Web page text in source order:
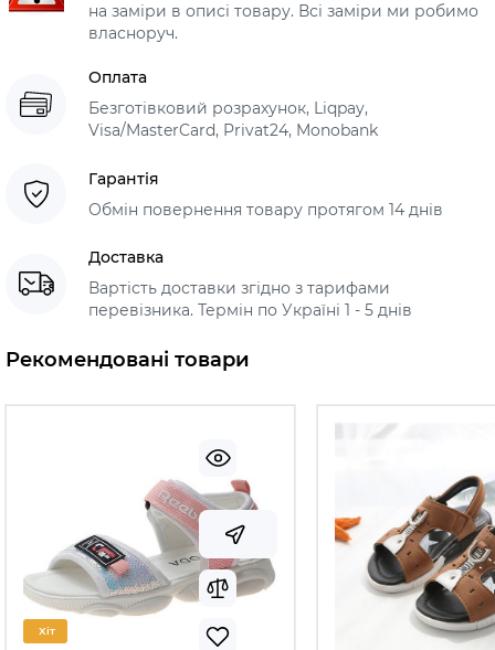
на заміри в описі товару. Всі заміри ми робимо
власноруч.
Оплата
Безготівковий розрахунок, Liqpay,
Visa/MasterCard, Privat24, Monobank
Гарантія
Обмін повернення товару протягом 14 днів
Доставка
Вартість доставки згідно з тарифами
перевізника. Термін по Україні 1 - 5 днів
Рекомендовані товари
Хіт